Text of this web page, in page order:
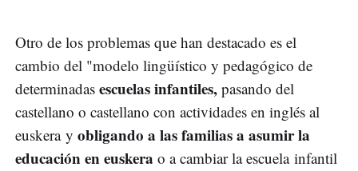
Otro de los problemas que han destacado es el
cambio del "modelo lingüístico y pedagógico de
determinadas escuelas infantiles, pasando del
castellano o castellano con actividades en inglés al
euskera y obligando a las familias a asumir la
educación en euskera o a cambiar la escuela infantil